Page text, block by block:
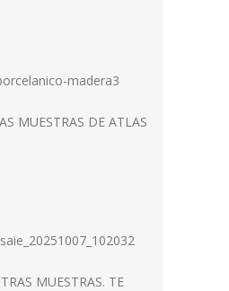
MUESTRAS DE ATLAS
MUESTRAS. TE